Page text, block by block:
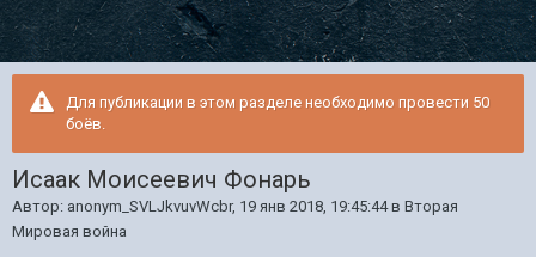
Для публикации в этом разделе необходимо провести 50
боёв.
Исаак Моисеевич Фонарь
Автор: anonym_SVLJkvuvWcbr, 19 янв 2018, 19:45:44в Вторая
Мировая война